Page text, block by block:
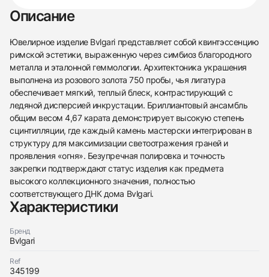
Описание
Ювелирное изделие Bvlgari представляет собой квинтэссенцию
римской эстетики, выраженную через симбиоз благородного
металла и эталонной геммологии. Архитектоника украшения
выполнена из розового золота 750 пробы, чья лигатура
обеспечивает мягкий, теплый блеск, контрастирующий с
ледяной дисперсией инкрустации. Бриллиантовый ансамбль
общим весом 4,67 карата демонстрирует высокую степень
сцинтилляции, где каждый камень мастерски интегрирован в
структуру для максимизации светоотражения граней и
проявления «огня». Безупречная полировка и точность
закрепки подтверждают статус изделия как предмета
высокого коллекционного значения, полностью
соответствующего ДНК дома Bvlgari.
Характеристики
Бренд
Bvlgari
Ref
345199